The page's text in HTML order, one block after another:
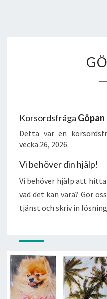
Korsordsfråga Göpan
Detta var en
vecka 26, 2026.
Vi behöver din hjälp!
Vi behöver hjälp att
vad det kan vara? Gör
tjänst och skriv in